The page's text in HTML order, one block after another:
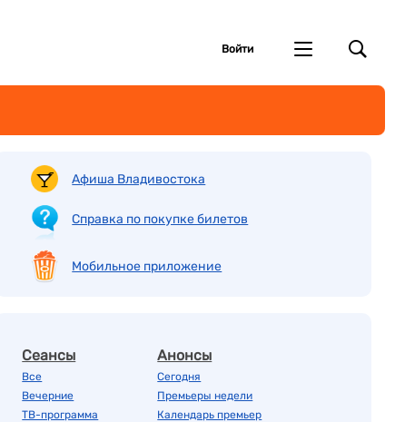
Войти
Афиша Владивостока
Справка по покупке билетов
Мобильное приложение
Сеансы
Все
Вечерние
ТВ-программа
Анонсы
Сегодня
Премьеры недели
Календарь премьер